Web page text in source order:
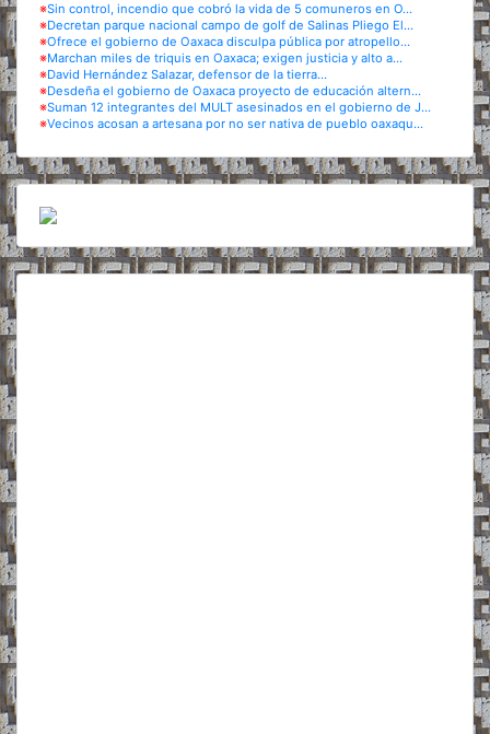
※Sin control, incendio que cobró la vida de 5 comuneros en O...
※Decretan parque nacional campo de golf de Salinas Pliego El...
※Ofrece el gobierno de Oaxaca disculpa pública por atropello...
※Marchan miles de triquis en Oaxaca; exigen justicia y alto a...
※David Hernández Salazar, defensor de la tierra...
※Desdeña el gobierno de Oaxaca proyecto de educación altern...
※Suman 12 integrantes del MULT asesinados en el gobierno de J...
※Vecinos acosan a artesana por no ser nativa de pueblo oaxaqu...